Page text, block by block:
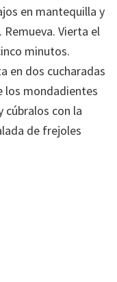
en mantequilla y
Vierta el
minutos.
en dos cucharadas
los mondadientes
cúbralos con la
de frejoles